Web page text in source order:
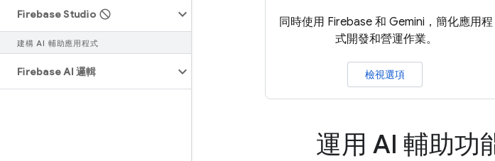
Firebase Studio
建構 AI 輔助應用程式
Firebase AI 邏輯
同時使用 Firebase 和 Gemini，簡化應用程
式開發和營運作業。
檢視選項
運用 AI 輔助功